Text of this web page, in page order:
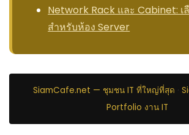
Network Rack และ Cabinet: เ
สำหรับห้อง Server
SiamCafe.net — ชุมชน IT ที่ใหญ่ที่สุด ·
Portfolio งาน IT